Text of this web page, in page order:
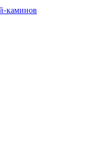
каминов